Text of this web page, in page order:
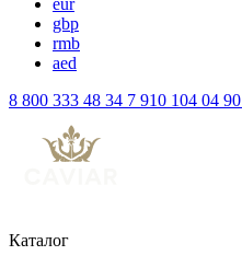
eur
gbp
rmb
aed
8 800 333 48 34 7 910 104 04 90
Каталог